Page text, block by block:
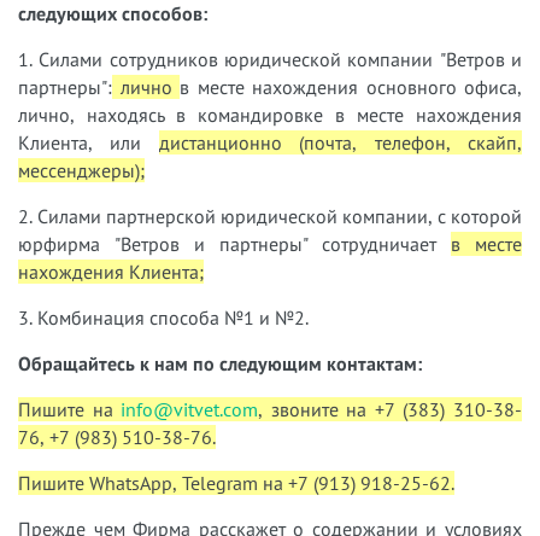
следующих способов:
1. Силами сотрудников юридической компании "Ветров и
партнеры": лично в месте нахождения основного офиса,
лично, находясь в командировке в месте нахождения
Клиента, или дистанционно (почта, телефон, скайп,
мессенджеры);
2. Силами партнерской юридической компании, с которой
юрфирма "Ветров и партнеры" сотрудничает в месте
нахождения Клиента;
3. Комбинация способа №1 и №2.
Обращайтесь к нам по следующим контактам:
Пишите на info@vitvet.com, звоните на +7 (383) 310-38-
76, +7 (983) 510-38-76.
Пишите WhatsApp, Telegram на +7 (913) 918-25-62.
Прежде чем Фирма расскажет о содержании и условиях